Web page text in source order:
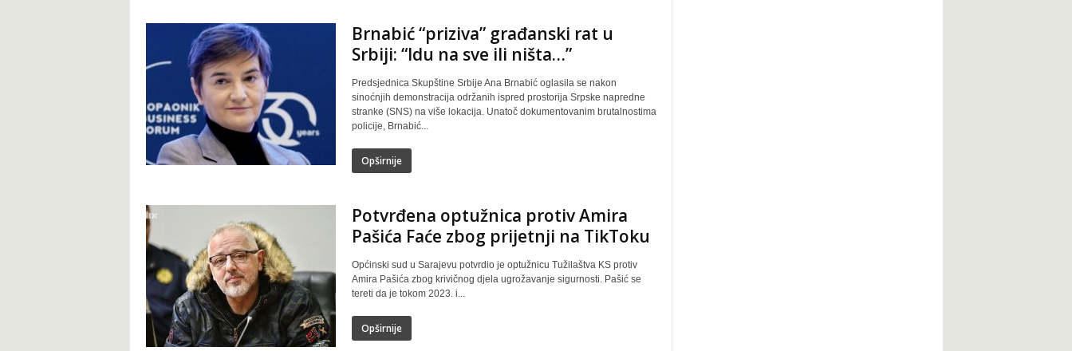
e
t
Brnabić “priziva” građanski rat u
Srbiji: “Idu na sve ili ništa…”
Predsjednica Skupštine Srbije Ana Brnabić oglasila se nakon
sinoćnjih demonstracija održanih ispred prostorija Srpske napredne
stranke (SNS) na više lokacija. Unatoč dokumentovanim brutalnostima
policije, Brnabić...
Opširnije
Potvrđena optužnica protiv Amira
Pašića Faće zbog prijetnji na TikToku
Općinski sud u Sarajevu potvrdio je optužnicu Tužilaštva KS protiv
Amira Pašića zbog krivičnog djela ugrožavanje sigurnosti. Pašić se
tereti da je tokom 2023. i...
Opširnije